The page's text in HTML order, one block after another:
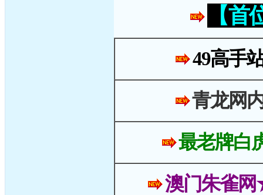
【
49高手
青龙网
最老牌白
澳门朱雀